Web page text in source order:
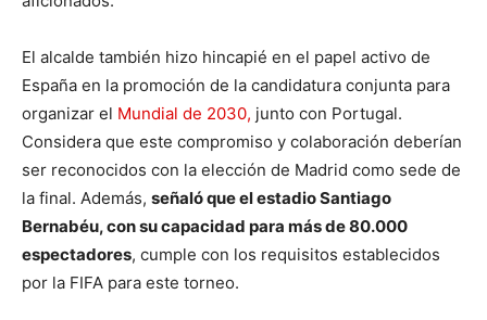
El alcalde también hizo hincapié en el papel activo de
España en la promoción de la candidatura conjunta para
organizar el Mundial de 2030, junto con Portugal.
Considera que este compromiso y colaboración deberían
ser reconocidos con la elección de Madrid como sede de
la final. Además, señaló que el estadio Santiago
Bernabéu, con su capacidad para más de 80.000
espectadores, cumple con los requisitos establecidos
por la FIFA para este torneo.